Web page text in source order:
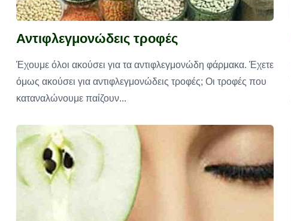
Αντιφλεγμονώδεις τροφές
Έχουμε όλοι ακούσει για τα αντιφλεγμονώδη φάρμακα. Έχετε
όμως ακούσει για αντιφλεγμονώδεις τροφές; Οι τροφές που
καταναλώνουμε παίζουν...